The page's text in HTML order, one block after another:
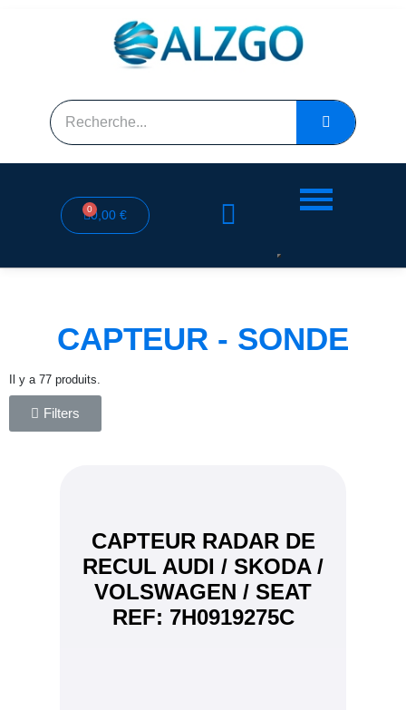
0,00 €
CAPTEUR - SONDE
Il y a 77 produits.
Filters
CAPTEUR RADAR DE
RECUL AUDI / SKODA /
VOLSWAGEN / SEAT
REF: 7H0919275C